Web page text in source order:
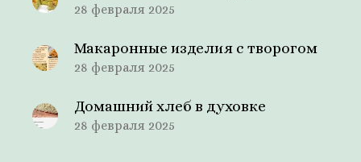
28 февраля 2025
Макаронные изделия с творогом
28 февраля 2025
Домашний хлеб в духовке
28 февраля 2025